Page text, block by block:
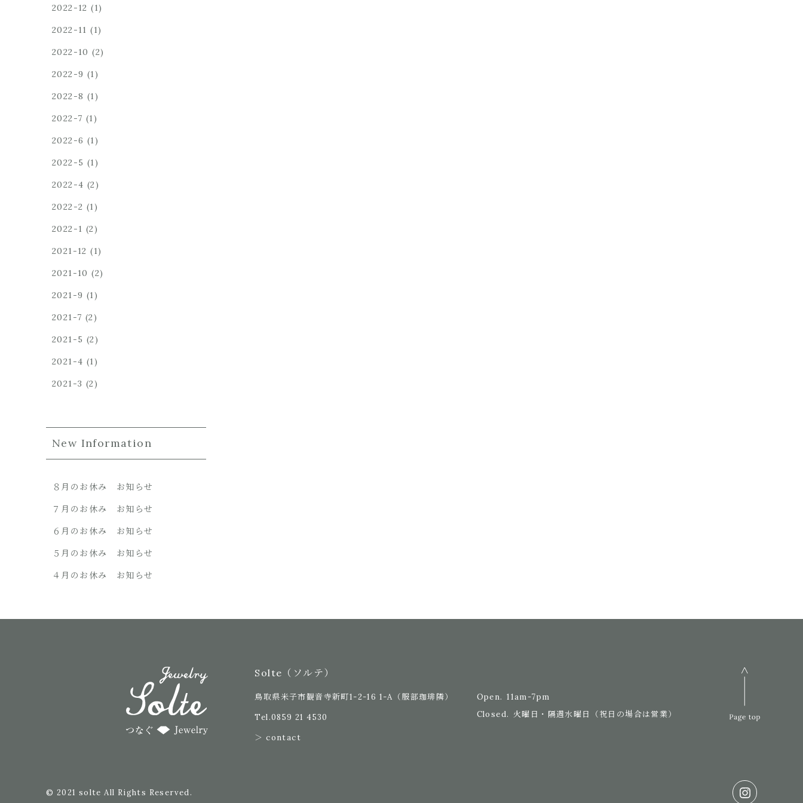
2022-12 (1)
2022-11 (1)
2022-10 (2)
2022-9 (1)
2022-8 (1)
2022-7 (1)
2022-6 (1)
2022-5 (1)
2022-4 (2)
2022-2 (1)
2022-1 (2)
2021-12 (1)
2021-10 (2)
2021-9 (1)
2021-7 (2)
2021-5 (2)
2021-4 (1)
2021-3 (2)
New Information
８月のお休み お知らせ
７月のお休み お知らせ
６月のお休み お知らせ
５月のお休み お知らせ
４月のお休み お知らせ
Solte（ソルテ）
鳥取県米子市観音寺新町1-2-16 1-A （服部珈琲隣）
Tel.0859 21 4530
＞ contact
Open. 11am-7pm
Closed. 火曜日・隔週水曜日（祝日の場合は営業）
© 2021 solte All Rights Reserved.